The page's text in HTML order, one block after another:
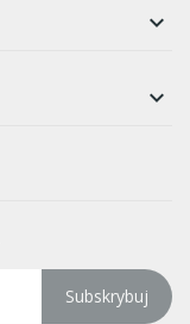


Subskrybuj